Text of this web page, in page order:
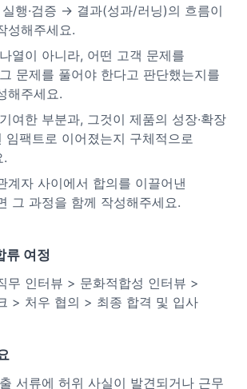
행·검증 → 결과(성과/러닝)의 흐름이
성해주세요.
열이 아니라, 어떤 고객 문제를
문제를 풀어야 한다고 판단했는지를
해주세요.
여한 부분과, 그것이 제품의 성장·확장
임팩트로 이어졌는지 구체적으로
.
계자 사이에서 합의를 이끌어낸
그 과정을 함께 작성해주세요.
류 여정
무 인터뷰 > 문화적합성 인터뷰 >
> 처우 협의 > 최종 합격 및 입사
서류에 허위 사실이 발견되거나 근무